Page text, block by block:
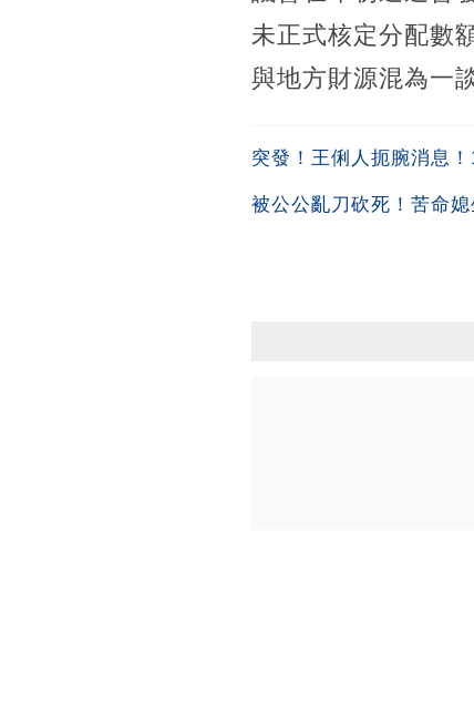
未正式核定分配數
與地方財源混為一
突發！王俐人扼腕消息
被公公亂刀砍死！苦命